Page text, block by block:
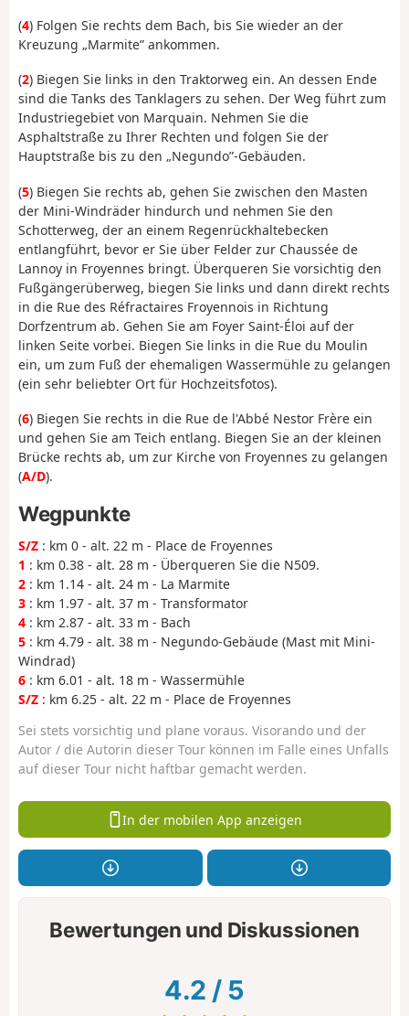
(4) Folgen Sie rechts dem Bach, bis Sie wieder an der
Kreuzung „Marmite” ankommen.
(2) Biegen Sie links in den Traktorweg ein. An dessen Ende
sind die Tanks des Tanklagers zu sehen. Der Weg führt zum
Industriegebiet von Marquain. Nehmen Sie die
Asphaltstraße zu Ihrer Rechten und folgen Sie der
Hauptstraße bis zu den „Negundo”-Gebäuden.
(5) Biegen Sie rechts ab, gehen Sie zwischen den Masten
der Mini-Windräder hindurch und nehmen Sie den
Schotterweg, der an einem Regenrückhaltebecken
entlangführt, bevor er Sie über Felder zur Chaussée de
Lannoy in Froyennes bringt. Überqueren Sie vorsichtig den
Fußgängerüberweg, biegen Sie links und dann direkt rechts
in die Rue des Réfractaires Froyennois in Richtung
Dorfzentrum ab. Gehen Sie am Foyer Saint-Éloi auf der
linken Seite vorbei. Biegen Sie links in die Rue du Moulin
ein, um zum Fuß der ehemaligen Wassermühle zu gelangen
(ein sehr beliebter Ort für Hochzeitsfotos).
(6) Biegen Sie rechts in die Rue de l'Abbé Nestor Frère ein
und gehen Sie am Teich entlang. Biegen Sie an der kleinen
Brücke rechts ab, um zur Kirche von Froyennes zu gelangen
(A/D).
Wegpunkte
S/Z : km 0 - alt. 22 m - Place de Froyennes
1 : km 0.38 - alt. 28 m - Überqueren Sie die N509.
2 : km 1.14 - alt. 24 m - La Marmite
3 : km 1.97 - alt. 37 m - Transformator
4 : km 2.87 - alt. 33 m - Bach
5 : km 4.79 - alt. 38 m - Negundo-Gebäude (Mast mit Mini-
Windrad)
6 : km 6.01 - alt. 18 m - Wassermühle
S/Z : km 6.25 - alt. 22 m - Place de Froyennes
Sei stets vorsichtig und plane voraus. Visorando und der
Autor / die Autorin dieser Tour können im Falle eines Unfalls
auf dieser Tour nicht haftbar gemacht werden.
In der mobilen App anzeigen
Bewertungen und Diskussionen
4.2 / 5